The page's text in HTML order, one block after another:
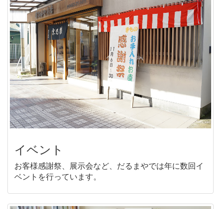
イベント
お客様感謝祭、展示会など、だるまやでは年に数回イ
ベントを行っています。